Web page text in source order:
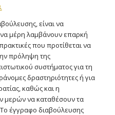
είναι να
μέρη λαμβάνουν επαρκή
που προτίθεται να
πρόληψη της
συστήματος για τη
δραστηριότητες ή για
καθώς και η
μερών να καταθέσουν τα
Το έγγραφο διαβούλευσης